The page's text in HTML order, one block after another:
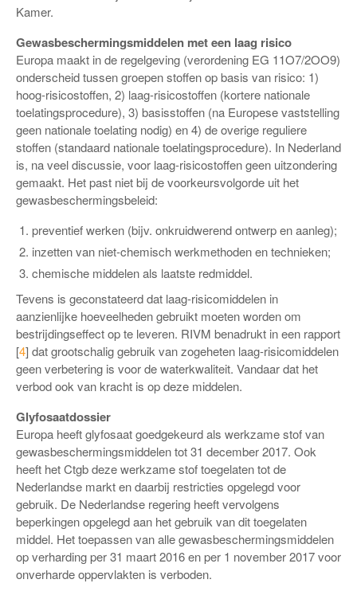
Kamer.
Gewasbeschermingsmiddelen met een laag risico
Europa maakt in de regelgeving (verordening EG 11O7/2OO9)
onderscheid tussen groepen stoffen op basis van risico: 1)
hoog-risicostoffen, 2) laag-risicostoffen (kortere nationale
toelatingsprocedure), 3) basisstoffen (na Europese vaststelling
geen nationale toelating nodig) en 4) de overige reguliere
stoffen (standaard nationale toelatingsprocedure). In Nederland
is, na veel discussie, voor laag-risicostoffen geen uitzondering
gemaakt. Het past niet bij de voorkeursvolgorde uit het
gewasbeschermingsbeleid:
preventief werken (bijv. onkruidwerend ontwerp en aanleg);
inzetten van niet-chemisch werkmethoden en technieken;
chemische middelen als laatste redmiddel.
Tevens is geconstateerd dat laag-risicomiddelen in
aanzienlijke hoeveelheden gebruikt moeten worden om
bestrijdingseffect op te leveren. RIVM benadrukt in een rapport
[4] dat grootschalig gebruik van zogeheten laag-risicomiddelen
geen verbetering is voor de waterkwaliteit. Vandaar dat het
verbod ook van kracht is op deze middelen.
Glyfosaatdossier
Europa heeft glyfosaat goedgekeurd als werkzame stof van
gewasbeschermingsmiddelen tot 31 december 2017. Ook
heeft het Ctgb deze werkzame stof toegelaten tot de
Nederlandse markt en daarbij restricties opgelegd voor
gebruik. De Nederlandse regering heeft vervolgens
beperkingen opgelegd aan het gebruik van dit toegelaten
middel. Het toepassen van alle gewasbeschermingsmiddelen
op verharding per 31 maart 2016 en per 1 november 2017 voor
onverharde oppervlakten is verboden.